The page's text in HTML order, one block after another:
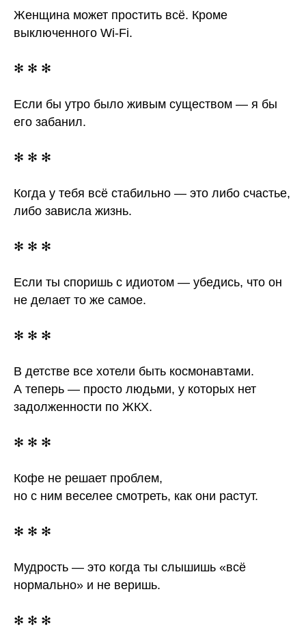
Женщина может простить всё. Кроме
выключенного Wi-Fi.
✻ ✻ ✻
Если бы утро было живым существом — я бы
его забанил.
✻ ✻ ✻
Когда у тебя всё стабильно — это либо счастье,
либо зависла жизнь.
✻ ✻ ✻
Если ты споришь с идиотом — убедись, что он
не делает то же самое.
✻ ✻ ✻
В детстве все хотели быть космонавтами.
А теперь — просто людьми, у которых нет
задолженности по ЖКХ.
✻ ✻ ✻
Кофе не решает проблем,
но с ним веселее смотреть, как они растут.
✻ ✻ ✻
Мудрость — это когда ты слышишь «всё
нормально» и не веришь.
✻ ✻ ✻